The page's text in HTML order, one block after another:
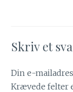
Skriv et
Din e-
Krævede felter